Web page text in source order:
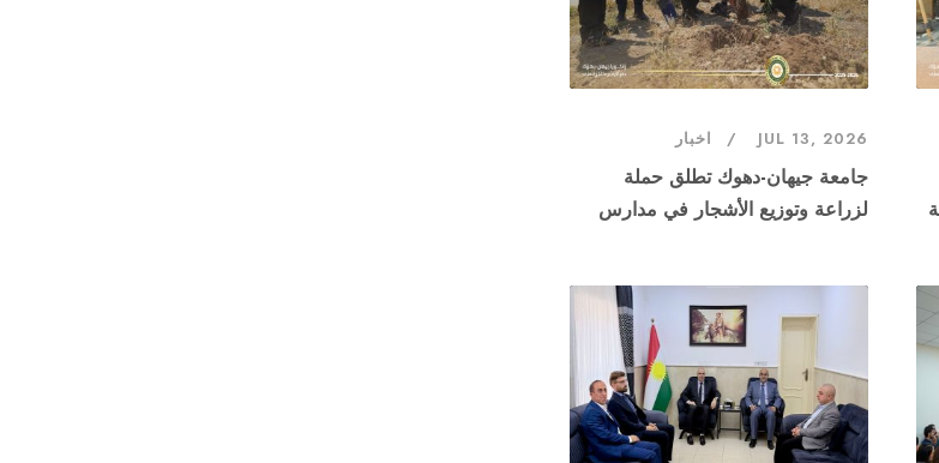
JUL 13, 2026 اخبار
جامعة جيهان-دهوك تطلق حملة
لزراعة وتوزيع الأشجار في مدارس